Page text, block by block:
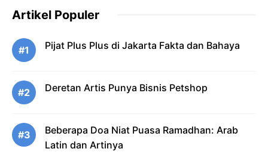
Artikel Populer
#1 Pijat Plus Plus di Jakarta Fakta dan Bahaya
#2 Deretan Artis Punya Bisnis Petshop
#3
Beberapa Doa Niat Puasa Ramadhan: Arab
Latin dan Artinya